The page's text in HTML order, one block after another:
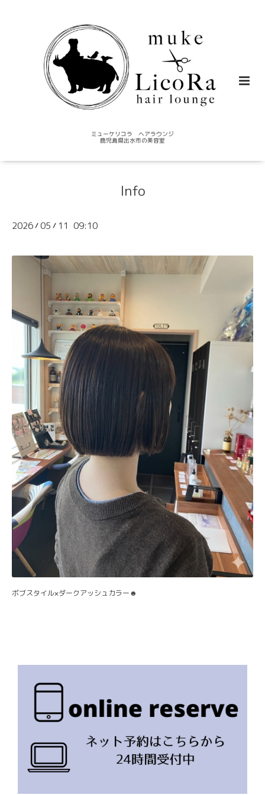
ミューケリコラ ヘアラウンジ
鹿児島県出水市の美容室
Info
2026/05 / 11 09:10
ボブスタイル×ダークアッシュカラー☻